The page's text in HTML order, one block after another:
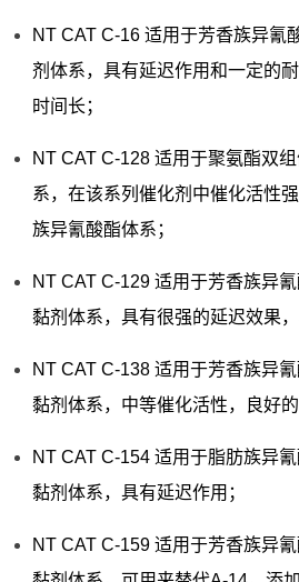
NT CAT C-16 适用于芳香族异氰
剂体系，具有延迟作用和一定的
时间长；
NT CAT C-128 适用于聚氨酯双
系，在该系列催化剂中催化活性
族异氰酸酯体系；
NT CAT C-129 适用于芳香族异
黏剂体系，具有很强的延迟效果
NT CAT C-138 适用于芳香族异
黏剂体系，中等催化活性，良好
NT CAT C-154 适用于脂肪族异
黏剂体系，具有延迟作用；
NT CAT C-159 适用于芳香族异